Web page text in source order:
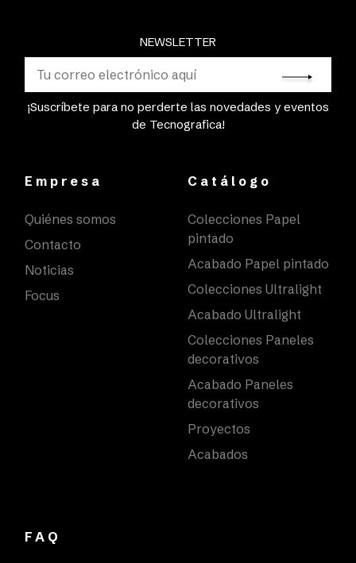
NEWSLETTER
¡Suscríbete para no perderte las novedades y eventos
de Tecnografica!
Empresa
Quiénes somos
Contacto
Noticias
Focus
Catálogo
Colecciones Papel
pintado
Acabado Papel pintado
Colecciones Ultralight
Acabado Ultralight
Colecciones Paneles
decorativos
Acabado Paneles
decorativos
Proyectos
Acabados
FAQ